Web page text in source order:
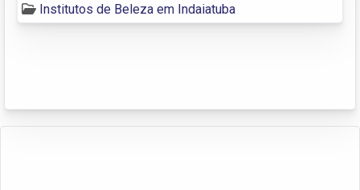
Institutos de Beleza em Indaiatuba